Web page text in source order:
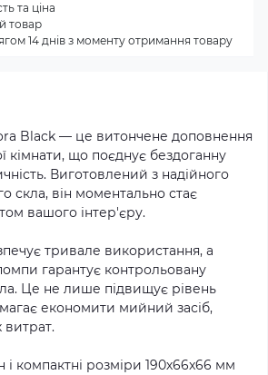
Black — це витончене доповнення
кімнати, що поєднує бездоганну
Виготовлений з надійного
скла, він моментально стає
вашого інтер'єру.
тривале використання, а
гарантує контрольовану
Це не лише підвищує рівень
економити мийний засіб,
компактні розміри 190х66x66 мм
та ціна
товар
14 днів з моменту отримання товару